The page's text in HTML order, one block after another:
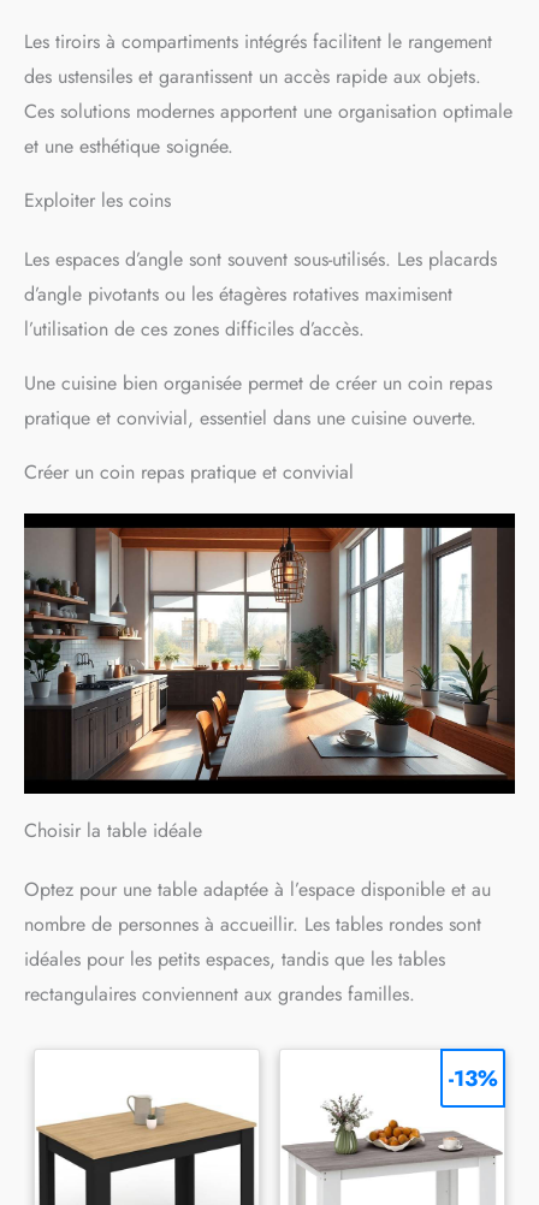
fluide, permettant aux
utilisateurs d’accéder
facilement aux articles
compacts et de maintenir une
double couche, idéale pour
dans les placards et les
entrées, il garde les
chaussures propres et
accessibles.
organiseurs pliables sans outil, maximisant l'espace vertical
tout en conservant des designs portables et résistants aux
déchirures, parfaits pour le salon
Les tiroirs à compartiments intégrés facilitent le rangement
des ustensiles et garantissent un accès rapide aux objets.
Ces solutions modernes apportent une organisation optimale
et une esthétique soignée.
Exploiter les coins
Les espaces d’angle sont souvent sous-utilisés. Les placards
d’angle pivotants ou les étagères rotatives maximisent
l’utilisation de ces zones difficiles d’accès.
Une cuisine bien organisée permet de créer un coin repas
pratique et convivial, essentiel dans une cuisine ouverte.
Créer un coin repas pratique et convivial
Choisir la table idéale
Optez pour une table adaptée à l’espace disponible et au
nombre de personnes à accueillir. Les tables rondes sont
idéales pour les petits espaces, tandis que les tables
rectangulaires conviennent aux grandes familles.
-13%